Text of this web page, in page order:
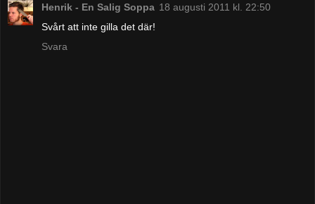
Henrik - En Salig Soppa 18 augusti 2011 kl. 22:50
Svårt att inte gilla det där!
Svara